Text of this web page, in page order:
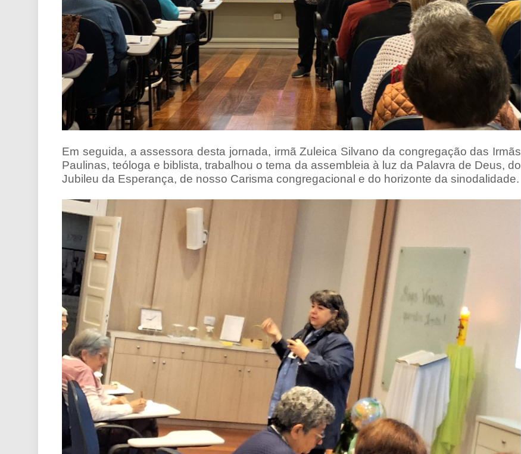
Em seguida, a assessora desta jornada, irmã Zuleica Silvano da congregação das Irmãs
Paulinas, teóloga e biblista, trabalhou o tema da assembleia à luz da Palavra de Deus, do
Jubileu da Esperança, de nosso Carisma congregacional e do horizonte da sinodalidade.